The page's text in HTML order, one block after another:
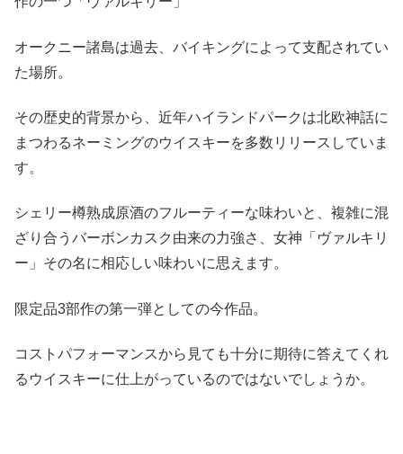
オークニー諸島は過去、バイキングによって支配されてい
た場所。
その歴史的背景から、近年ハイランドパークは北欧神話に
まつわるネーミングのウイスキーを多数リリースしていま
す。
シェリー樽熟成原酒のフルーティーな味わいと、複雑に混
ざり合うバーボンカスク由来の力強さ、女神「ヴァルキリ
ー」その名に相応しい味わいに思えます。
限定品3部作の第一弾としての今作品。
コストパフォーマンスから見ても十分に期待に答えてくれ
るウイスキーに仕上がっているのではないでしょうか。